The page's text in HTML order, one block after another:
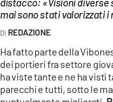
LAC NETWORK
LaC
Network
LACPLAY.IT
mai sono stati valorizzati i
REDAZIONE
Ha fatto parte della
dei portieri fra settore
ha viste tante e ne ha visti
parecchi e tutti, sotto le